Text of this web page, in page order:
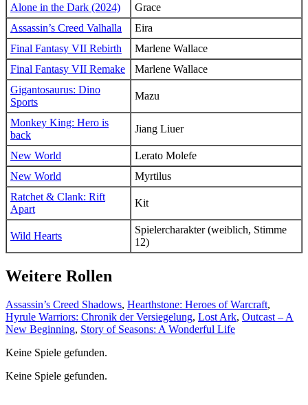
Alone in the Dark (2024)
Grace
Assassin’s Creed Valhalla
Eira
Final Fantasy VII Rebirth
Marlene Wallace
Final Fantasy VII Remake
Marlene Wallace
Gigantosaurus: Dino
Sports
Mazu
Monkey King: Hero is
back
Jiang Liuer
New World
Lerato Molefe
New World
Myrtilus
Ratchet & Clank: Rift
Apart
Kit
Wild Hearts
Spielercharakter (weiblich, Stimme
12)
Weitere Rollen
Assassin’s Creed Shadows, Hearthstone: Heroes of Warcraft,
Hyrule Warriors: Chronik der Versiegelung, Lost Ark, Outcast – A
New Beginning, Story of Seasons: A Wonderful Life
Keine Spiele gefunden.
Keine Spiele gefunden.